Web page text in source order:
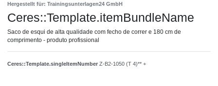
Hergestellt für: Trainingsunterlagen24 GmbH
Ceres::Template.itemBundleName
Saco de esqui de alta qualidade com fecho de correr e 180 cm de
comprimento - produto profissional
Ceres::Template.singleItemNumber Z-B2-1050 (T 4)** +